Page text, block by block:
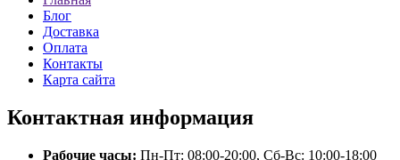
Блог
Доставка
Оплата
Контакты
Карта сайта
Контактная информация
Рабочие часы: Пн-Пт: 08:00-20:00, Сб-Вс: 10:00-18:00